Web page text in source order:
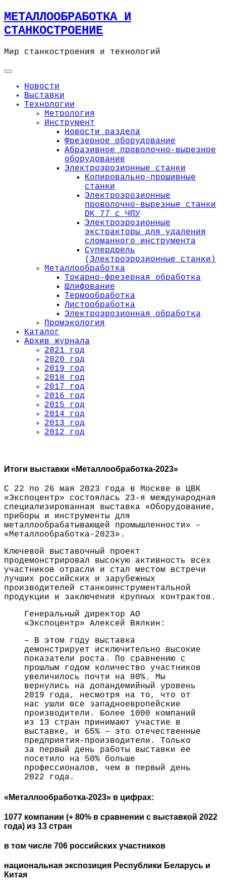
Skip
to
content
МЕТАЛЛООБРАБОТКА И
СТАНКОСТРОЕНИЕ
Мир станкостроения и технологий
Новости
Выставки
Технологии
Метрология
Инструмент
Новости раздела
Фрезерное оборудование
Абразивное проволочно-вырезное
оборудование
Электроэрозионные станки
Копировально-прошивные
станки
Электроэрозионные
проволочно-вырезные станки
DK 77 с ЧПУ
Электроэрозионные
экстракторы для удаления
сломанного инструмента
Супердрель
(Электроэрозионные станки)
Металлообработка
Токарно-фрезерная обработка
Шлифование
Термообработка
Листообработка
Электроэрозионная обработка
Промэкология
Каталог
Архив журнала
2021 год
2020 год
2019 год
2018 год
2017 год
2016 год
2015 год
2014 год
2013 год
2012 год
Итоги выставки «Металлообработка-2023»
С 22 по 26 мая 2023 года в Москве в ЦВК
«Экспоцентр» состоялась 23-я международная
специализированная выставка «Оборудование,
приборы и инструменты для
металлообрабатывающей промышленности» –
«Металлообработка-2023».
Ключевой выставочный проект
продемонстрировал высокую активность всех
участников отрасли и стал местом встречи
лучших российских и зарубежных
производителей станкоинструментальной
продукции и заключения крупных контрактов.
Генеральный директор АО
«Экспоцентр» Алексей Вялкин:
– В этом году выставка
демонстрирует исключительно высокие
показатели роста. По сравнению с
прошлым годом количество участников
увеличилось почти на 80%. Мы
вернулись на допандемийный уровень
2019 года, несмотря на то, что от
нас ушли все западноевропейские
производители. Более 1000 компаний
из 13 стран принимают участие в
выставке, и 65% – это отечественные
предприятия-производители. Только
за первый день работы выставки ее
посетило на 50% больше
профессионалов, чем в первый день
2022 года.
«Металлообработка-2023» в цифрах:
1077 компании (+ 80% в сравнении с выставкой 2022
года) из 13 стран
в том числе 706 российских участников
национальная экспозиция Республики Беларусь и
Китая